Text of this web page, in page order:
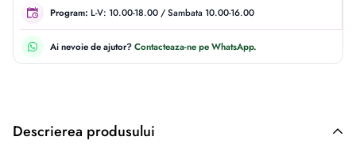
Program: L-V: 10.00-18.00 / Sambata 10.00-16.00
Ai nevoie de ajutor?Contacteaza-ne pe WhatsApp.
Descrierea produsului